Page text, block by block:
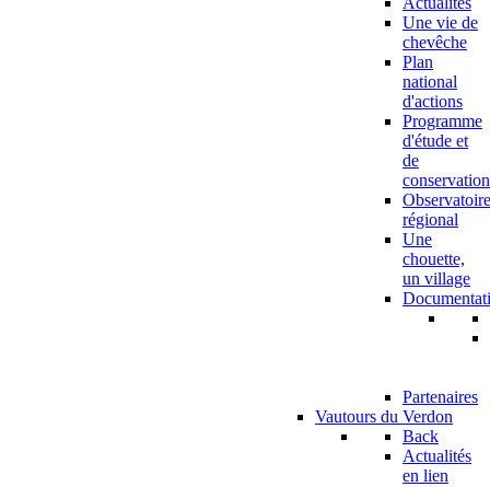
Une vie de
chevêche
Plan
national
d'actions
Programme
d'étude et
de
conservation
Observatoire
régional
Une
chouette,
un village
Partenaires
Vautours du Verdon
Back
Actualités
en lien